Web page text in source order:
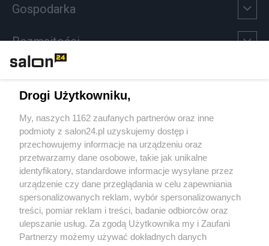
Gospodarka
Rozmaitości
Sport
Społeczeństwo
Kultura
X Facebook Instagram Youtube
Drogi Użytkowniku,
My, naszych 1162 zaufanych partnerów oraz inne
podmioty z salon24.pl uzyskujemy dostęp i
przechowujemy informacje na urządzeniu oraz
przetwarzamy dane osobowe, takie jak unikalne
identyfikatory, standardowe informacje wysyłane przez
urządzenie czy dane przeglądania w celu zapewniania
spersonalizowanych reklam, wybór spersonalizowanych
treści, pomiar reklam i treści, badanie odbiorców oraz
ulepszanie usług. Za zgodą Użytkownika my i Zaufani
Partnerzy możemy używać dokładnych danych